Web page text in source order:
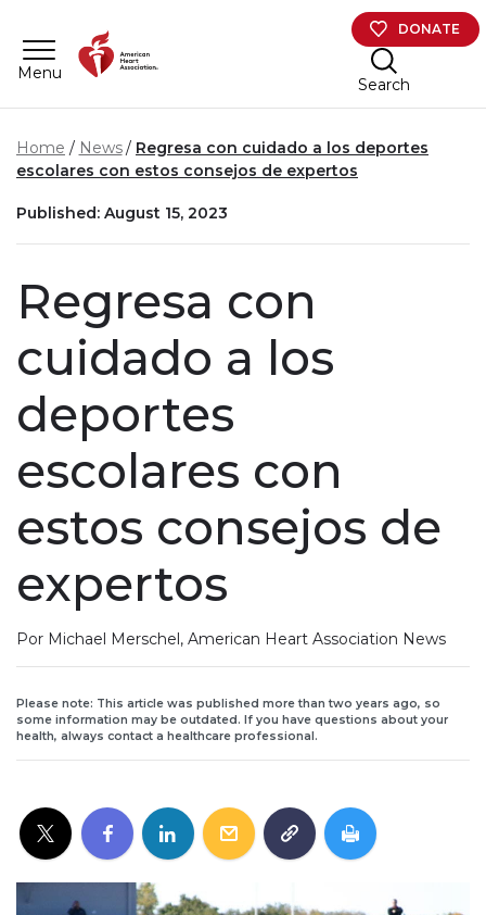
Menu
DONATE
Search
Home News
Regresa con cuidado a los deportes
escolares con estos consejos de expertos
Published: August 15, 2023
Regresa con
cuidado a los
deportes
escolares con
estos consejos de
expertos
Por Michael Merschel, American Heart Association News
Please note: This article was published more than two years ago, so
some information may be outdated. If you have questions about your
health, always contact a healthcare professional.